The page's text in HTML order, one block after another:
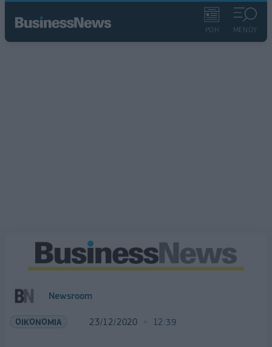
ΡΟΗ ΜΕΝΟΥ
Newsroom
ΟΙΚΟΝΟΜΙΑ 23/12/2020 12:39